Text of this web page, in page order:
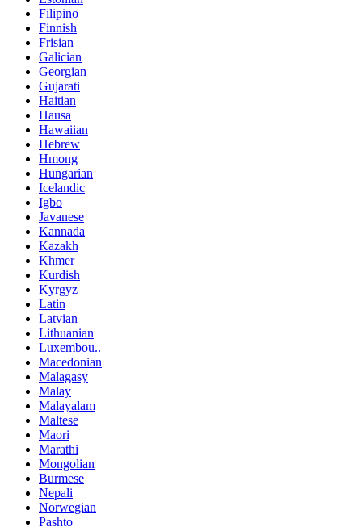
Filipino
Finnish
Frisian
Galician
Georgian
Gujarati
Haitian
Hausa
Hawaiian
Hebrew
Hmong
Hungarian
Icelandic
Igbo
Javanese
Kannada
Kazakh
Khmer
Kurdish
Kyrgyz
Latin
Latvian
Lithuanian
Luxembou..
Macedonian
Malagasy
Malay
Malayalam
Maltese
Maori
Marathi
Mongolian
Burmese
Nepali
Norwegian
Pashto